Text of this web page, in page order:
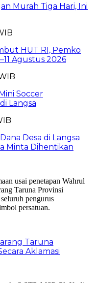
Murah Tiga Hari, Ini
HUT RI, Pemko
Agustus 2026
Soccer
Langsa
Desa di Langsa
Minta Dihentikan
Taruna
Aklamasi